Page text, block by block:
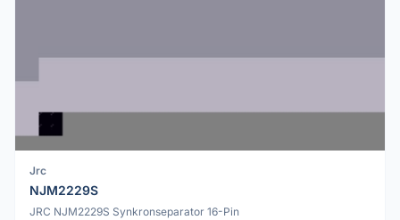
Jrc
NJM2229S
JRC NJM2229S Synkronseparator 16-Pin